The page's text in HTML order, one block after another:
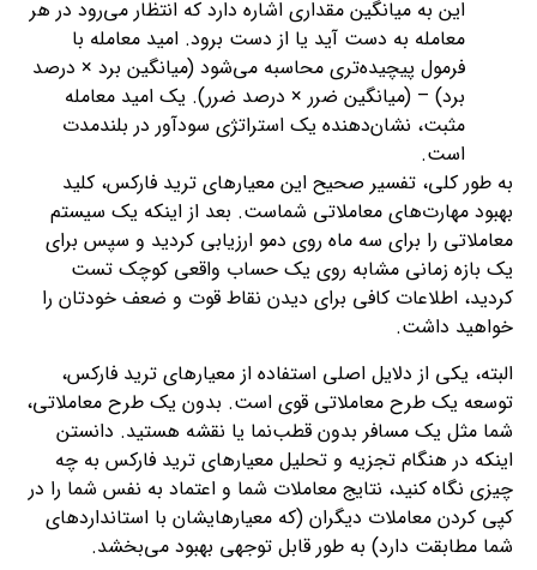
این به میانگین مقداری اشاره دارد که انتظار می‌رود در هر
معامله به دست آید یا از دست برود. امید معامله با
فرمول پیچیده‌تری محاسبه می‌شود (میانگین برد × درصد
برد) – (میانگین ضرر × درصد ضرر). یک امید معامله
مثبت، نشان‌دهنده یک استراتژی سودآور در بلندمدت
است.
به طور کلی، تفسیر صحیح این معیارهای ترید فارکس، کلید
بهبود مهارت‌های معاملاتی شماست. بعد از اینکه یک سیستم
معاملاتی را برای سه ماه روی دمو ارزیابی کردید و سپس برای
یک بازه زمانی مشابه روی یک حساب واقعی کوچک تست
کردید، اطلاعات کافی برای دیدن نقاط قوت و ضعف خودتان را
خواهید داشت.
البته، یکی از دلایل اصلی استفاده از معیارهای ترید فارکس،
توسعه یک طرح معاملاتی قوی است. بدون یک طرح معاملاتی،
شما مثل یک مسافر بدون قطب‌نما یا نقشه هستید. دانستن
اینکه در هنگام تجزیه و تحلیل معیارهای ترید فارکس به چه
چیزی نگاه کنید، نتایج معاملات شما و اعتماد به نفس شما را در
کپی کردن معاملات دیگران (که معیارهایشان با استانداردهای
شما مطابقت دارد) به طور قابل توجهی بهبود می‌بخشد.